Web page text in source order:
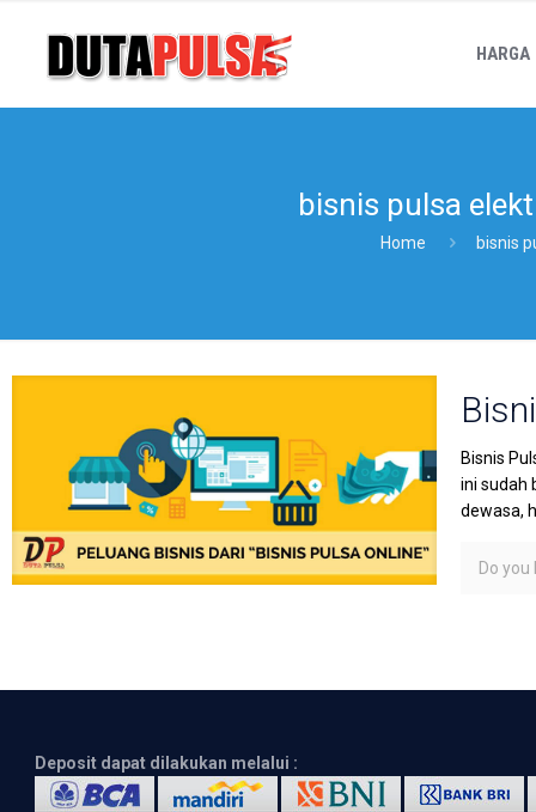
HARGA
bisnis pulsa
Home bisnis
Bisnis
ini sudah
dewasa,
Do you
Deposit dapat dilakukan melalui :